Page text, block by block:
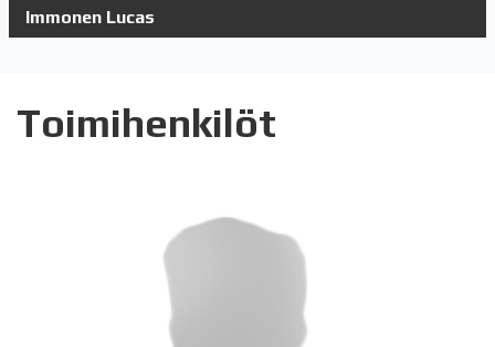
Immonen Lucas
Toimihenkilöt